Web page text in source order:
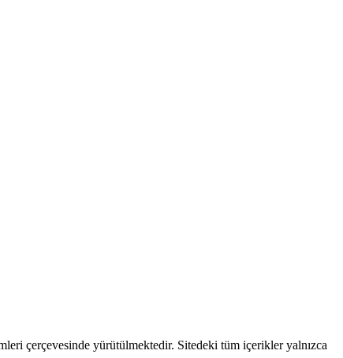
çerçevesinde yürütülmektedir. Sitedeki tüm içerikler yalnızca